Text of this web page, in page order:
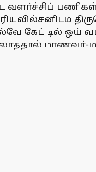
வளா்ச்சிப்
கேட் டில்
மாணவா்-